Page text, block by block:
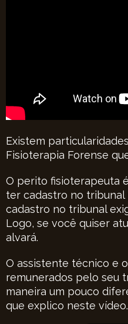
Existem
Fisioterapia Forense
O perito fisioterapeuta
ter cadastro no tribunal
cadastro no tribunal
Logo, se você quiser
alvará.
O assistente técnico e
remunerados pelo seu
maneira um pouco
que explico neste vídeo.